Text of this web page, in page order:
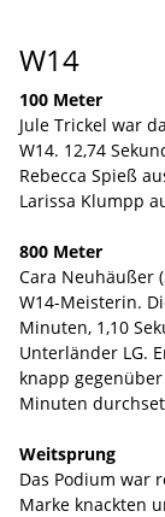
W14
100 Meter
Jule Trickel war
W14. 12,74
Rebecca Spieß
Larissa Klumpp
800 Meter
Cara Neuhäußer
W14-Meisterin.
Minuten, 1,10
Unterländer LG.
knapp
Minuten
Weitsprung
Das Podium war
Marke knackten